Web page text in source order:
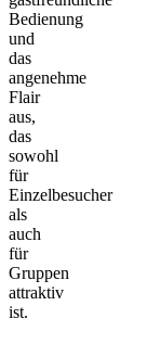
Bedienung
und
das
angenehme
Flair
aus,
das
sowohl
für
Einzelbesucher
als
auch
für
Gruppen
attraktiv
ist.